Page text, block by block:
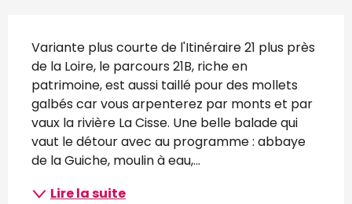
Description
Variante plus courte de l'Itinéraire 21 plus près
de la Loire, le parcours 21B, riche en
patrimoine, est aussi taillé pour des mollets
galbés car vous arpenterez par monts et par
vaux la rivière La Cisse. Une belle balade qui
vaut le détour avec au programme : abbaye
de la Guiche, moulin à eau,...
Lire la suite